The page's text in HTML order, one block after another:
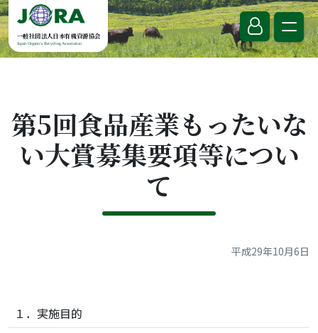
Skip to content
一般社団法人日本有機資源協会
Japan Organics Recycling Association
第5回食品産業もったいな
い大賞募集要項等につい
て
平成29年10月6日
１．実施目的